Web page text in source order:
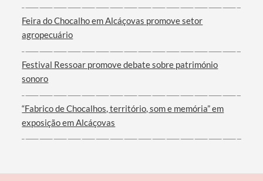
Feira do Chocalho em Alcáçovas promove setor
agropecuário
Festival Ressoar promove debate sobre património
sonoro
“Fabrico de Chocalhos, território, som e memória” em
exposição em Alcáçovas